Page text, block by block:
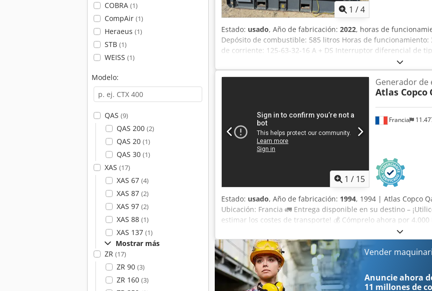
COBRA (1)
CompAir (1)
Heraeus (1)
STB (1)
WEISS (1)
Modelo:
QAS (9)
QAS 200 (2)
QAS 20 (1)
QAS 30 (1)
XAS (17)
XAS 67 (4)
XAS 87 (2)
XAS 97 (2)
XAS 88 (1)
XAS 137 (1)
Mostrar más
ZR (17)
ZR 90 (3)
ZR 160 (3)
1 /4
Estado: usado, Año de fabricación: 2022, horas de
Depósito de combustible: 585 litros Horas de funcionamiento:
de corriente: 125-63-32-16 A + DS Interruptor diferencial de
1 / 15
Francia
Generador de
Atlas Copco
Estado: usado, Año de fabricación: 1994, 1994 | Atlas Copco
Ubicación: Francia 🚛 Entrega disponible en su destino –
estimar los costes de transporte! 💰 Cómprelo ahora por
disponible por una tarifa asequible (sujeto a aprobación)* 👷‍♂️
independiente 23 puntos de inspección, 18 aprobados ✅ 2
del inspector: Generador de 30 kVA, 77A/44A 230V/400V.
improvisadamente una toma adicional de 32A. Número de
Funciona correctamente. Año de fabricación: 1994. 📄 ¿Desea
o un vídeo? Consejo: la referencia “39926 Equippo” se utiliza
Vender
Anuncie ahora
11 millones de